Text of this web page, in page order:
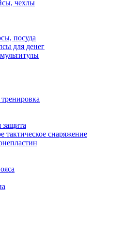
чехлы
посуда
для денег
защита
тактическое снаряжение